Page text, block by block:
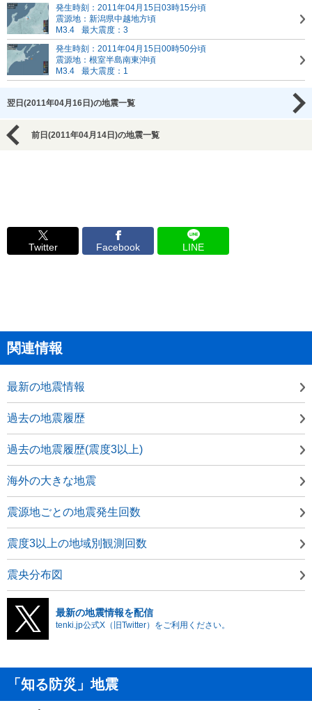
発生時刻：2011年04月15日03時15分頃
震源地：新潟県中越地方頃
M3.4
最大震度：3
発生時刻：2011年04月15日00時50分頃
震源地：根室半島南東沖頃
M3.4
最大震度：1
翌日(2011年04月16日)の地震一覧
前日(2011年04月14日)の地震一覧
Twitter Facebook LINE
関連情報
最新の地震情報
過去の地震履歴
過去の地震履歴(震度3以上)
海外の大きな地震
震源地ごとの地震発生回数
震度3以上の地域別観測回数
震央分布図
最新の地震情報を配信
tenki.jp公式X（旧Twitter）をご利用ください。
「知る防災」地震